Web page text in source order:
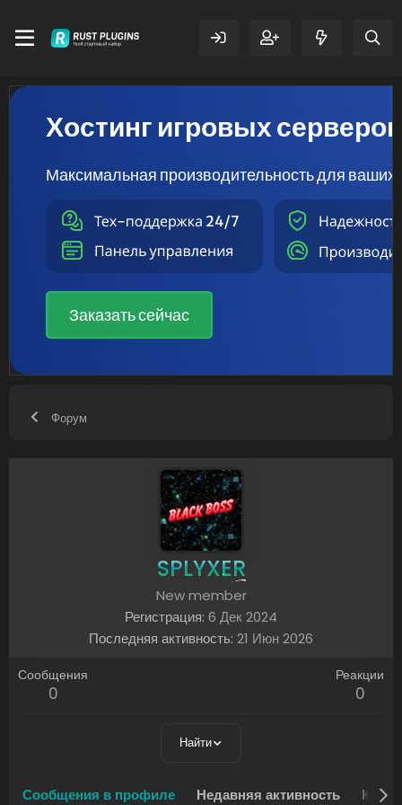
Хостинг игровых серверов
Максимальная производительность для ваших
Заказать сейчас
Форум
SPLYXER
New member
Регистрация 6 Дек 2024
Последняя активность 21 Июн 2026
Сообщения
0
Реакции
0
Найти
Сообщения в профиле Недавняя активность